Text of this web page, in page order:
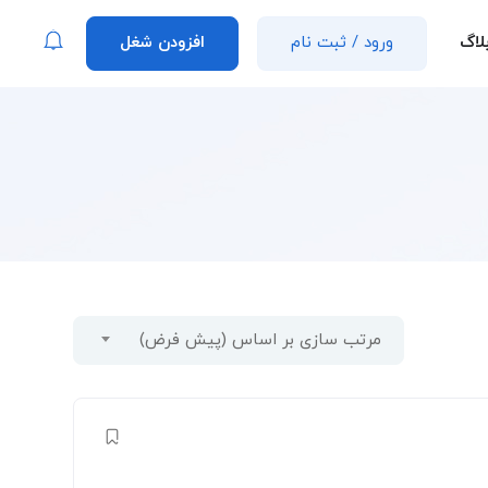
ورود / ثبت نام افزودن شغل
مرتب سازی بر اساس (پیش فرض)